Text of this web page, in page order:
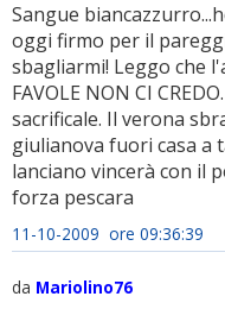
Sangue
oggi firmo per il
sbagliarmi! Leggo che
FAVOLE NON CI
sacrificale. Il verona
giulianova fuori casa a
lanciano vincerà con il
forza pescara
11-10-2009 ore 09:36:39
da Mariolino76